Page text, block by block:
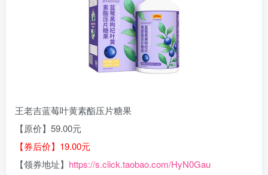
王老吉蓝莓叶黄素酯压片糖果
【原价】59.00元
【券后价】19.00元
【领券地址】 https://s.click.taobao.com/HyN0Gau